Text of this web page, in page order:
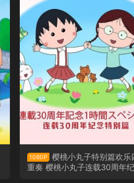
1080P
樱桃小丸子特别篇欢乐
重奏 樱桃小丸子连载30周年